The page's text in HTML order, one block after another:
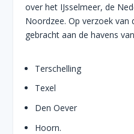
over het IJsselmeer, de
Noordzee. Op verzoek van
gebracht aan de havens
Terschelling
Texel
Den Oever
Hoorn.